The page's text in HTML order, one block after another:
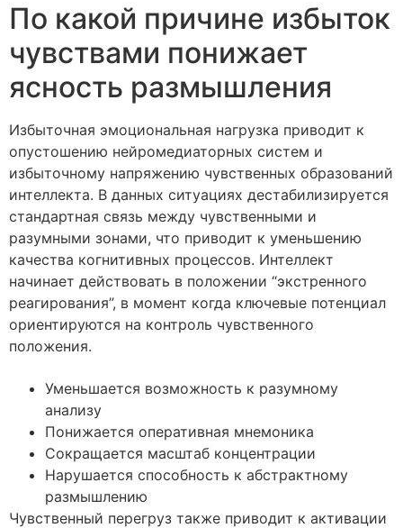
По какой причине избыток
чувствами понижает
ясность размышления
Избыточная эмоциональная нагрузка приводит к
опустошению нейромедиаторных систем и
избыточному напряжению чувственных образований
интеллекта. В данных ситуациях дестабилизируется
стандартная связь между чувственными и
разумными зонами, что приводит к уменьшению
качества когнитивных процессов. Интеллект
начинает действовать в положении “экстренного
реагирования”, в момент когда ключевые потенциал
ориентируются на контроль чувственного
положения.
Уменьшается возможность к разумному
анализу
Понижается оперативная мнемоника
Сокращается масштаб концентрации
Нарушается способность к абстрактному
размышлению
Чувственный перегруз также приводит к активации